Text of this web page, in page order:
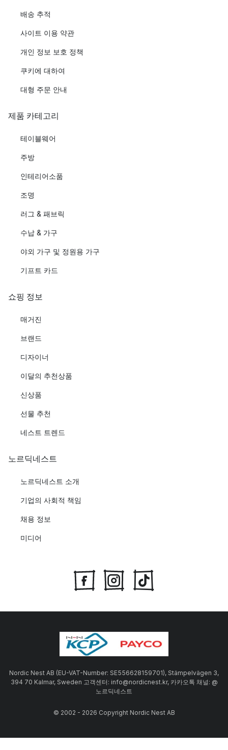
배송 추적
사이트 이용 약관
개인 정보 보호 정책
쿠키에 대하여
대형 주문 안내
제품 카테고리
테이블웨어
주방
인테리어소품
조명
러그 & 패브릭
수납 & 가구
야외 가구 및 정원용 가구
기프트 카드
쇼핑 정보
매거진
브랜드
디자이너
이달의 추천상품
신상품
선물 추천
네스트 트렌드
노르딕네스트
노르딕네스트 소개
기업의 사회적 책임
채용 정보
미디어
Nordic Nest AB (EU-VAT-Number: SE556628159701), Stämpelvägen 3,
394 70 Kalmar, Sweden 고객센터: info@nordicnest.kr, 카카오톡 채널: @
노르딕네스트
© 2002 - 2026 Copyright Nordic Nest AB